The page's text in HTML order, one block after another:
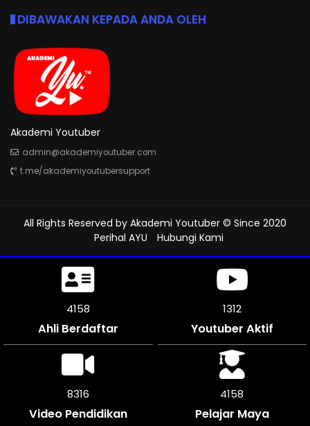
DIBAWAKAN KEPADA ANDA OLEH
Akademi Youtuber
admin@akademiyoutuber.com
t.me/akademiyoutubersupport
All Rights Reserved by Akademi Youtuber © Since 2020
Perihal AYU
Hubungi Kami
4635
Ahli Berdaftar
1312
Youtuber Aktif
9270
Video Pendidikan
4635
Pelajar Maya